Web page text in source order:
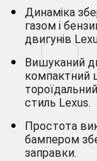
Динаміка
газом і
двигунів
Вишуканий
компактний
стиль Lexus.
Простота
бампером
заправки.